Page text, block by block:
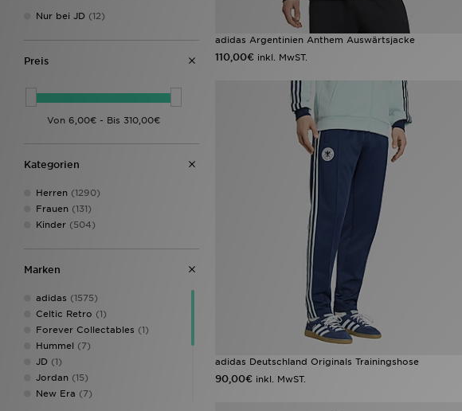
Pack
adidas Originals Handball
Spezial
Nike Air Max(3)
(2)
adidas x Messi
New Era Caps
PUMA King(2)
adidas Handball Spezial
adidas Handball Spezial
Liverpool(1)
adidas Tango(1)
adidas Tango|adidas Classics
adidas Tiro Street
(1)
Nike Air Max 270
Nur bei JD (12)
Preis
Kategorien
Herren (1290)
Frauen (131)
Kinder (504)
Marken
adidas (1575)
Celtic Retro (1)
Forever Collectables (1)
Hummel (7)
JD (1)
Jordan (15)
New Era (7)
adidas Argentinien Anthem Auswärtsjacke
110,00€ inkl. MwST.
adidas Deutschland Originals Trainingshose
90,00€ inkl. MwST.